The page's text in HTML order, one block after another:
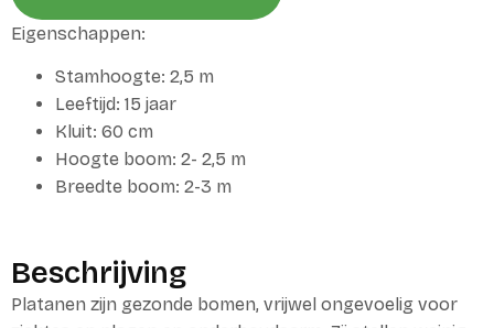
Eigenschappen:
Stamhoogte: 2,5 m
Leeftijd: 15 jaar
Kluit: 60 cm
Hoogte boom: 2- 2,5 m
Breedte boom: 2-3 m
Beschrijving
Platanen zijn gezonde bomen, vrijwel ongevoelig voor